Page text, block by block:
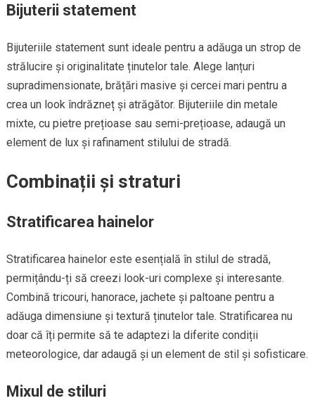
Bijuterii statement
Bijuteriile statement sunt ideale pentru a adăuga un strop de
strălucire și originalitate ținutelor tale. Alege lanțuri
supradimensionate, brățări masive și cercei mari pentru a
crea un look îndrăzneț și atrăgător. Bijuteriile din metale
mixte, cu pietre prețioase sau semi-prețioase, adaugă un
element de lux și rafinament stilului de stradă.
Combinații și straturi
Stratificarea hainelor
Stratificarea hainelor este esențială în stilul de stradă,
permițându-ți să creezi look-uri complexe și interesante.
Combină tricouri, hanorace, jachete și paltoane pentru a
adăuga dimensiune și textură ținutelor tale. Stratificarea nu
doar că îți permite să te adaptezi la diferite condiții
meteorologice, dar adaugă și un element de stil și sofisticare.
Mixul de stiluri